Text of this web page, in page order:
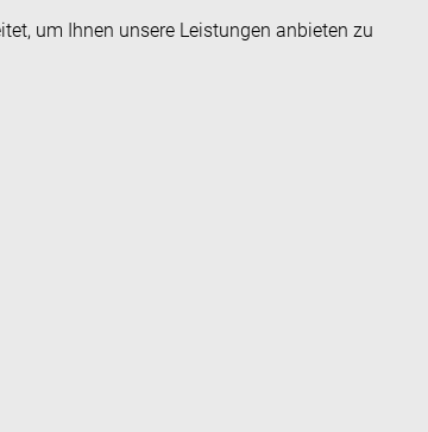
um Ihnen unsere Leistungen anbieten zu